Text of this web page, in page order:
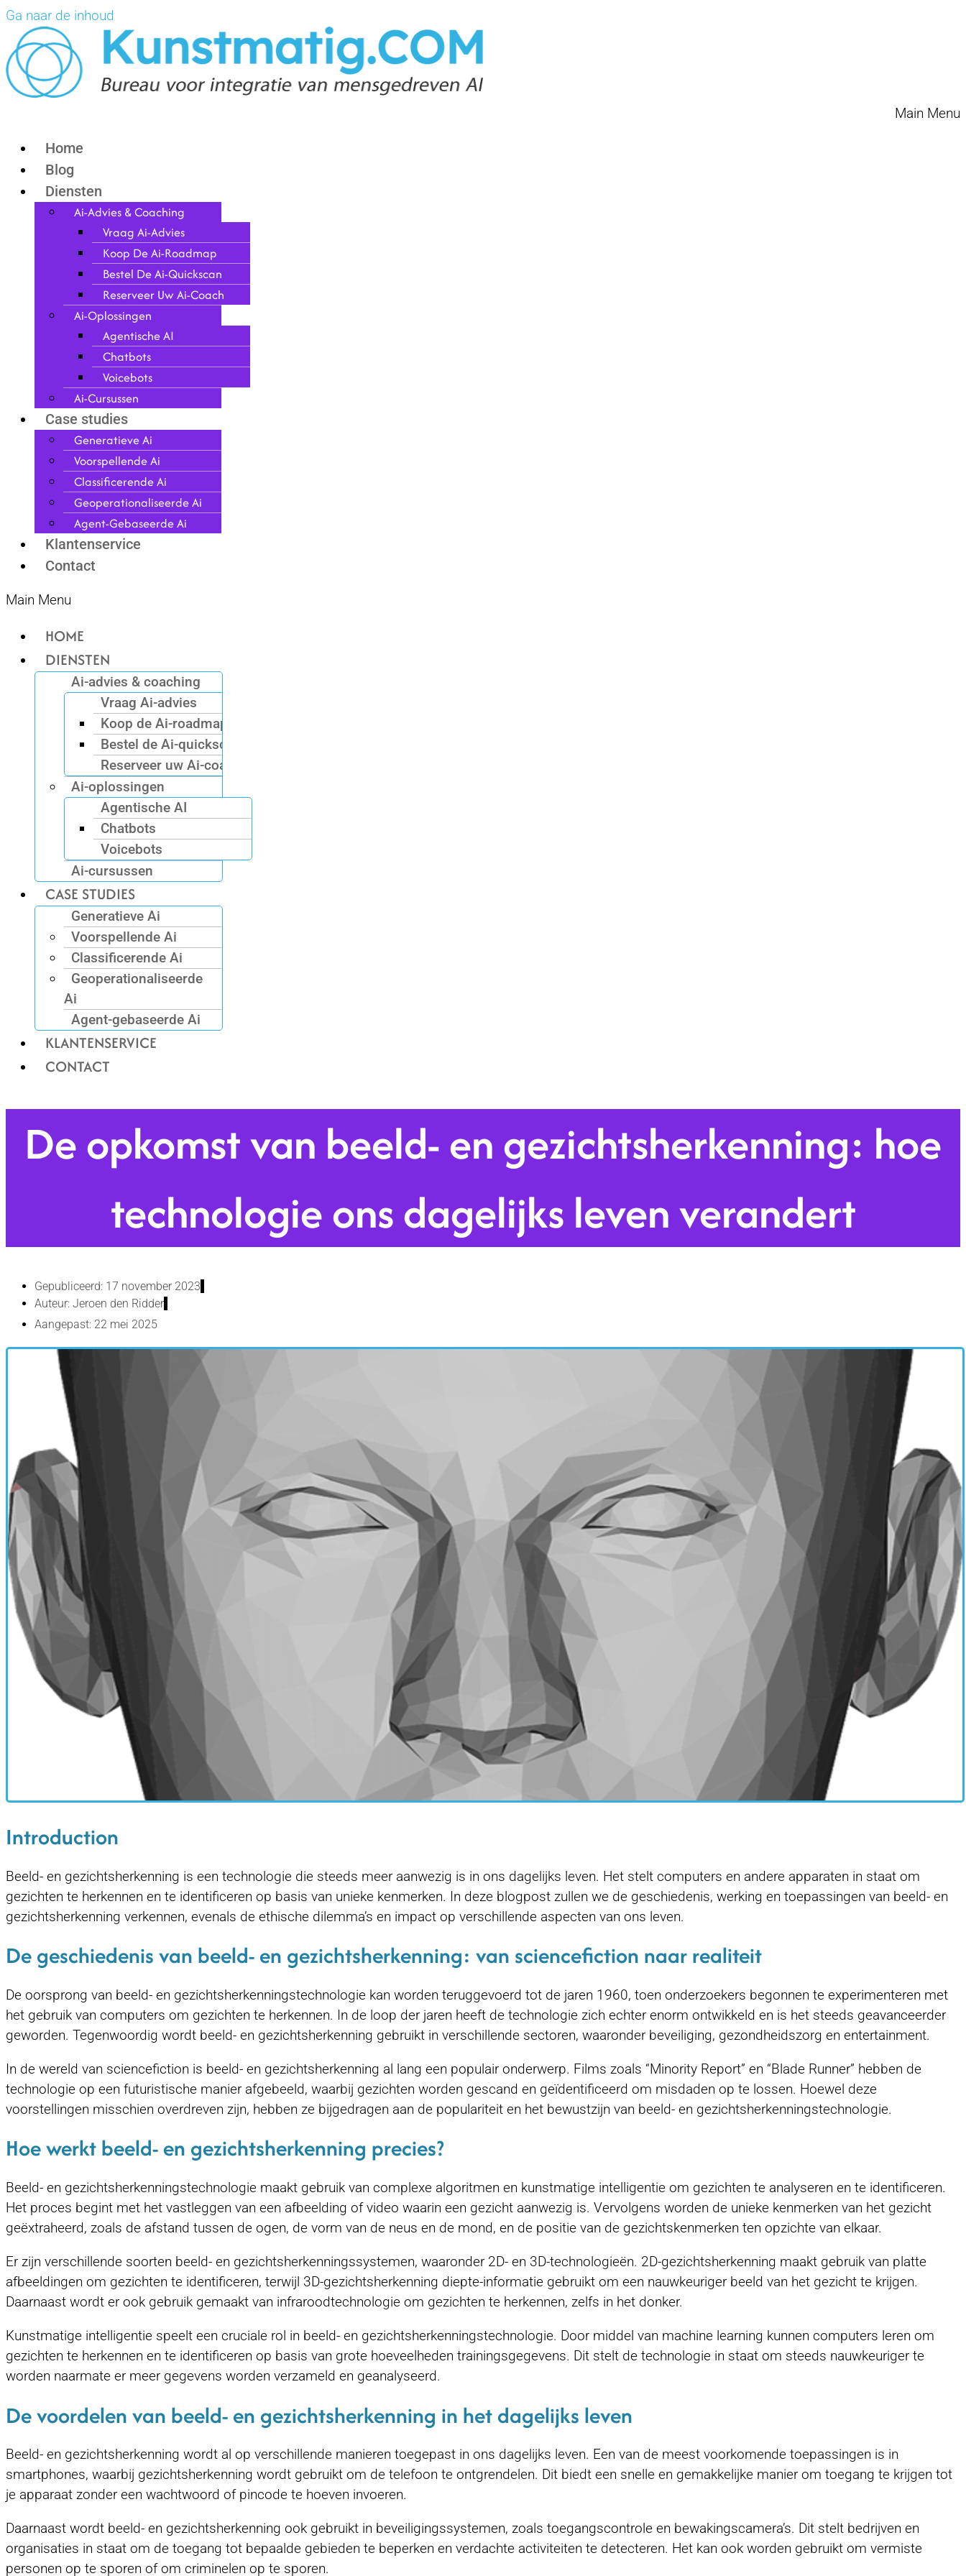
Ga naar de inhoud
Main Menu
Home
Blog
Diensten
Ai-Advies & Coaching
Vraag Ai-Advies
Koop De Ai-Roadmap
Bestel De Ai-Quickscan
Reserveer Uw Ai-Coach
Ai-Oplossingen
Agentische AI
Chatbots
Voicebots
Ai-Cursussen
Case studies
Generatieve Ai
Voorspellende Ai
Classificerende Ai
Geoperationaliseerde Ai
Agent-Gebaseerde Ai
Klantenservice
Contact
Main Menu
HOME
DIENSTEN
Ai-advies & coaching
Vraag Ai-advies
Koop de Ai-roadmap
Bestel de Ai-quickscan
Reserveer uw Ai-coach
Ai-oplossingen
Agentische AI
Chatbots
Voicebots
Ai-cursussen
CASE STUDIES
Generatieve Ai
Voorspellende Ai
Classificerende Ai
Geoperationaliseerde
Ai
Agent-gebaseerde Ai
KLANTENSERVICE
CONTACT
De opkomst van beeld- en gezichtsherkenning: hoe
technologie ons dagelijks leven verandert
Gepubliceerd: 17 november 2023
Auteur: Jeroen den Ridder
Aangepast: 22 mei 2025
Introduction
Beeld- en gezichtsherkenning is een technologie die steeds meer aanwezig is in ons dagelijks leven. Het stelt computers en andere apparaten in staat om
gezichten te herkennen en te identificeren op basis van unieke kenmerken. In deze blogpost zullen we de geschiedenis, werking en toepassingen van beeld- en
gezichtsherkenning verkennen, evenals de ethische dilemma’s en impact op verschillende aspecten van ons leven.
De geschiedenis van beeld- en gezichtsherkenning: van sciencefiction naar realiteit
De oorsprong van beeld- en gezichtsherkenningstechnologie kan worden teruggevoerd tot de jaren 1960, toen onderzoekers begonnen te experimenteren met
het gebruik van computers om gezichten te herkennen. In de loop der jaren heeft de technologie zich echter enorm ontwikkeld en is het steeds geavanceerder
geworden. Tegenwoordig wordt beeld- en gezichtsherkenning gebruikt in verschillende sectoren, waaronder beveiliging, gezondheidszorg en entertainment.
In de wereld van sciencefiction is beeld- en gezichtsherkenning al lang een populair onderwerp. Films zoals “Minority Report” en “Blade Runner” hebben de
technologie op een futuristische manier afgebeeld, waarbij gezichten worden gescand en geïdentificeerd om misdaden op te lossen. Hoewel deze
voorstellingen misschien overdreven zijn, hebben ze bijgedragen aan de populariteit en het bewustzijn van beeld- en gezichtsherkenningstechnologie.
Hoe werkt beeld- en gezichtsherkenning precies?
Beeld- en gezichtsherkenningstechnologie maakt gebruik van complexe algoritmen en kunstmatige intelligentie om gezichten te analyseren en te identificeren.
Het proces begint met het vastleggen van een afbeelding of video waarin een gezicht aanwezig is. Vervolgens worden de unieke kenmerken van het gezicht
geëxtraheerd, zoals de afstand tussen de ogen, de vorm van de neus en de mond, en de positie van de gezichtskenmerken ten opzichte van elkaar.
Er zijn verschillende soorten beeld- en gezichtsherkenningssystemen, waaronder 2D- en 3D-technologieën. 2D-gezichtsherkenning maakt gebruik van platte
afbeeldingen om gezichten te identificeren, terwijl 3D-gezichtsherkenning diepte-informatie gebruikt om een nauwkeuriger beeld van het gezicht te krijgen.
Daarnaast wordt er ook gebruik gemaakt van infraroodtechnologie om gezichten te herkennen, zelfs in het donker.
Kunstmatige intelligentie speelt een cruciale rol in beeld- en gezichtsherkenningstechnologie. Door middel van machine learning kunnen computers leren om
gezichten te herkennen en te identificeren op basis van grote hoeveelheden trainingsgegevens. Dit stelt de technologie in staat om steeds nauwkeuriger te
worden naarmate er meer gegevens worden verzameld en geanalyseerd.
De voordelen van beeld- en gezichtsherkenning in het dagelijks leven
Beeld- en gezichtsherkenning wordt al op verschillende manieren toegepast in ons dagelijks leven. Een van de meest voorkomende toepassingen is in
smartphones, waarbij gezichtsherkenning wordt gebruikt om de telefoon te ontgrendelen. Dit biedt een snelle en gemakkelijke manier om toegang te krijgen tot
je apparaat zonder een wachtwoord of pincode te hoeven invoeren.
Daarnaast wordt beeld- en gezichtsherkenning ook gebruikt in beveiligingssystemen, zoals toegangscontrole en bewakingscamera’s. Dit stelt bedrijven en
organisaties in staat om de toegang tot bepaalde gebieden te beperken en verdachte activiteiten te detecteren. Het kan ook worden gebruikt om vermiste
personen op te sporen of om criminelen op te sporen.